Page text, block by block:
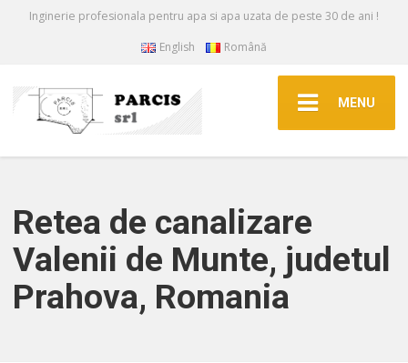
Inginerie profesionala pentru apa si apa uzata de peste 30 de ani !
English
Română
MENU
Retea de canalizare
Valenii de Munte, judetul
Prahova, Romania